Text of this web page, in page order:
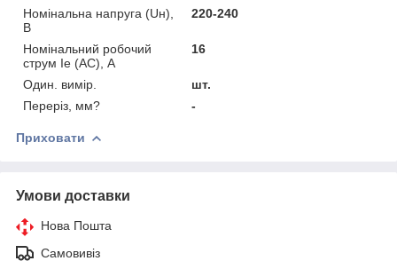
Номінальна напруга (Uн),
В
220-240
Номінальний робочий
струм Ie (AC), А
16
Один. вимір.
шт.
Переріз, мм?
-
Приховати
Умови доставки
Нова Пошта
Самовивіз